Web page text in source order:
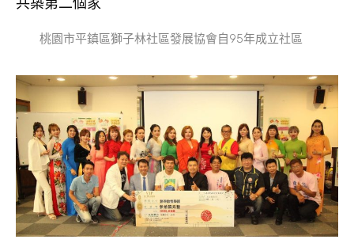
桃園市平鎮區獅子林社區發展協會自95年成立社區